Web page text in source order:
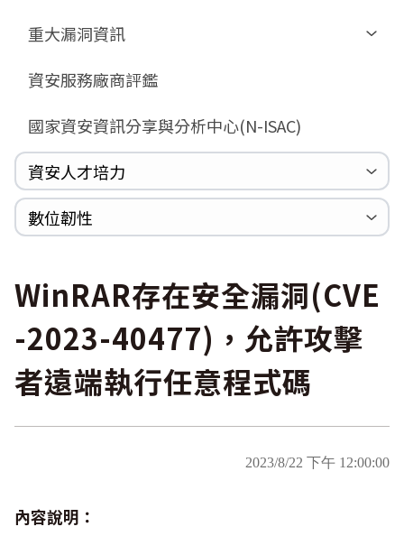
重大漏洞資訊
Zerologon
MSHTML
Log4shell
WannaCrypt
Heartbleed
資安服務廠商評鑑
國家資安資訊分享與分析中心(N-ISAC)
資安人才培力
巡迴研討會
CCOE資安實戰人才培育計畫成果簡介
資安人才培訓服務網
資安系列競賽網站
數位韌性
WinRAR存在安全漏洞(CVE
-2023-40477)，允許攻擊
者遠端執行任意程式碼
2023/8/22 下午 12:00:00
內容說明：